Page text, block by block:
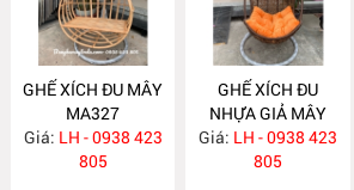
GHẾ XÍCH ĐU MÂY
MA327
Giá: LH - 0938 423
805
GHẾ XÍCH ĐU
NHỰA GIẢ MÂY
NH132
Giá: LH - 0938 423
805